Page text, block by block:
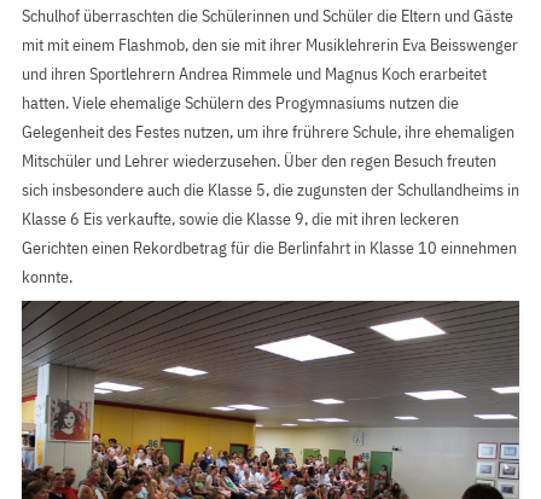
Schulhof überraschten die Schülerinnen und Schüler die Eltern und Gäste
mit mit einem Flashmob, den sie mit ihrer Musiklehrerin Eva Beisswenger
und ihren Sportlehrern Andrea Rimmele und Magnus Koch erarbeitet
hatten. Viele ehemalige Schülern des Progymnasiums nutzen die
Gelegenheit des Festes nutzen, um ihre frührere Schule, ihre ehemaligen
Mitschüler und Lehrer wiederzusehen. Über den regen Besuch freuten
sich insbesondere auch die Klasse 5, die zugunsten der Schullandheims in
Klasse 6 Eis verkaufte, sowie die Klasse 9, die mit ihren leckeren
Gerichten einen Rekordbetrag für die Berlinfahrt in Klasse 10 einnehmen
konnte.